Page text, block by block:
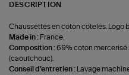
DESCRIPTION
Chaussettes en coton côtelés. Logo
Made in : France.
Composition :69% coton mercerisé
(caoutchouc).
Conseil d'entretien :
Lavage